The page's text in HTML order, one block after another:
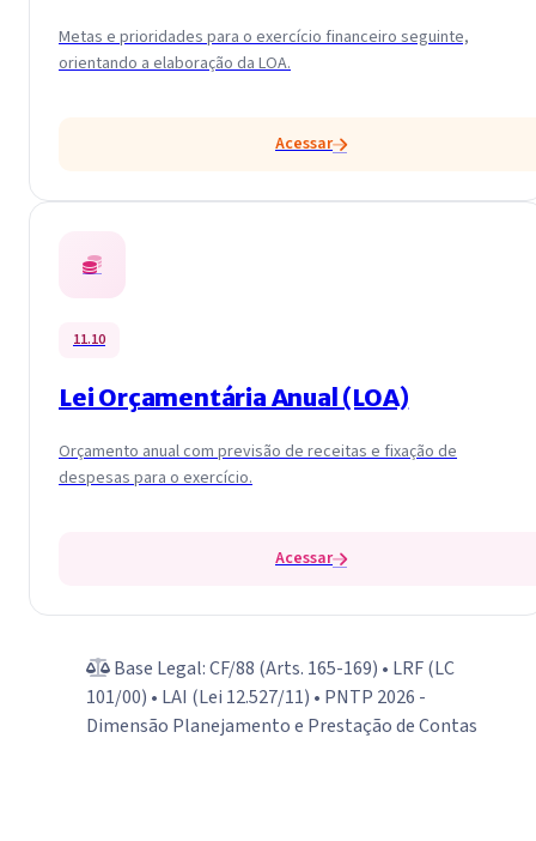
Metas e prioridades para o exercício financeiro seguinte,
orientando a elaboração da LOA.
Acessar
11.10
Lei Orçamentária Anual (LOA)
Orçamento anual com previsão de receitas e fixação de
despesas para o exercício.
Acessar
Base Legal: CF/88 (Arts. 165-169) • LRF (LC
101/00) • LAI (Lei 12.527/11) • PNTP 2026 -
Dimensão Planejamento e Prestação de Contas